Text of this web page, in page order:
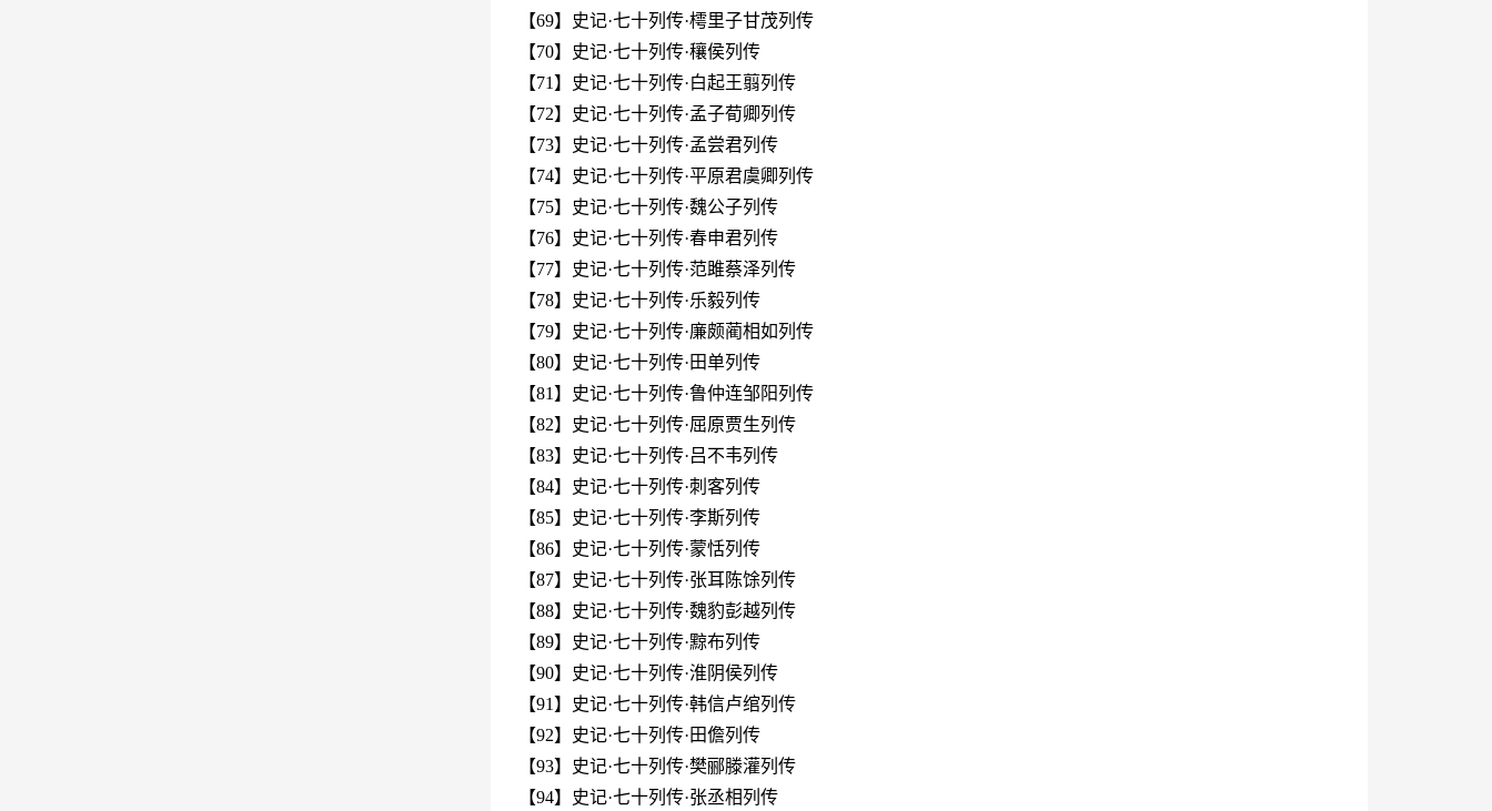
【69】史记·七十列传·樗里子甘茂列传
【70】史记·七十列传·穰侯列传
【71】史记·七十列传·白起王翦列传
【72】史记·七十列传·孟子荀卿列传
【73】史记·七十列传·孟尝君列传
【74】史记·七十列传·平原君虞卿列传
【75】史记·七十列传·魏公子列传
【76】史记·七十列传·春申君列传
【77】史记·七十列传·范雎蔡泽列传
【78】史记·七十列传·乐毅列传
【79】史记·七十列传·廉颇蔺相如列传
【80】史记·七十列传·田单列传
【81】史记·七十列传·鲁仲连邹阳列传
【82】史记·七十列传·屈原贾生列传
【83】史记·七十列传·吕不韦列传
【84】史记·七十列传·刺客列传
【85】史记·七十列传·李斯列传
【86】史记·七十列传·蒙恬列传
【87】史记·七十列传·张耳陈馀列传
【88】史记·七十列传·魏豹彭越列传
【89】史记·七十列传·黥布列传
【90】史记·七十列传·淮阴侯列传
【91】史记·七十列传·韩信卢绾列传
【92】史记·七十列传·田儋列传
【93】史记·七十列传·樊郦滕灌列传
【94】史记·七十列传·张丞相列传